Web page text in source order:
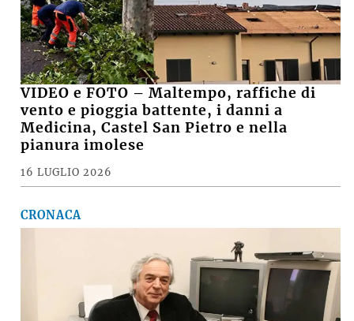
VIDEO e FOTO – Maltempo, raffiche di
vento e pioggia battente, i danni a
Medicina, Castel San Pietro e nella
pianura imolese
16 LUGLIO 2026
CRONACA